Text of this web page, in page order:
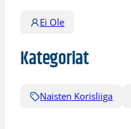
Ei Ole
Kategoriat
Naisten Korisliiga